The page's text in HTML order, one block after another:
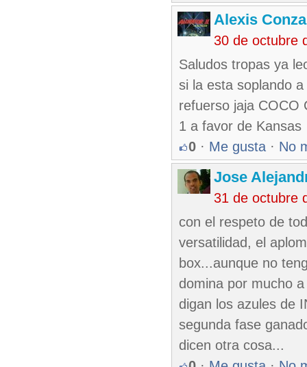
Alexis
30 de octubre
Saludos tropas ya
si la esta soplando
refuerso jaja COCO
1 a favor de Kansas
0 · Me gusta · No
Jose
31 de octubre
con el respeto de
versatilidad, el
box...aunque no
domina por mucho
digan los azules de
segunda fase
dicen otra cosa...